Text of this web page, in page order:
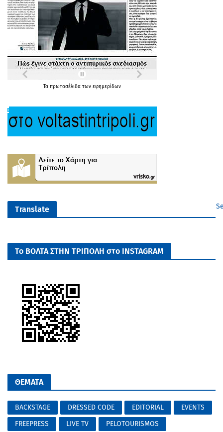
Τα πρωτοσέλιδα των εφημερίδων
Translate
Το ΒΟΛΤΑ ΣΤΗΝ ΤΡΙΠΟΛΗ στο INSTAGRAM
ΘΕΜΑΤΑ
BACKSTAGE DRESSED CODE EDITORIAL
EVENTS
FREEPRESS
LIVE TV
PELOTOURISMOS